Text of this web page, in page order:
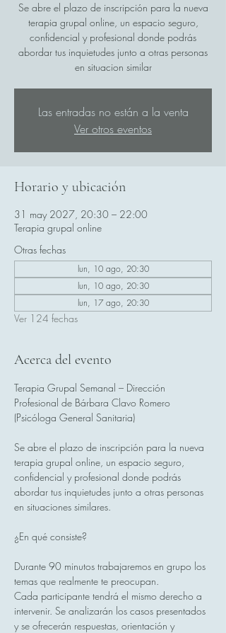
Se abre el plazo de inscripción para la nueva
terapia grupal online, un espacio seguro,
confidencial y profesional donde podrás
abordar tus inquietudes junto a otras personas
en situacion similar
Las entradas no están a la venta
Ver otros eventos
Horario y ubicación
31 may 2027, 20:30 – 22:00
Terapia grupal online
Otras fechas
lun, 10 ago, 20:30
lun, 10 ago, 20:30
lun, 17 ago, 20:30
Ver 124 fechas
Acerca del evento
Terapia Grupal Semanal – Dirección
Profesional de Bárbara Clavo Romero
(Psicóloga General Sanitaria)
Se abre el plazo de inscripción para la nueva
terapia grupal online, un espacio seguro,
confidencial y profesional donde podrás
abordar tus inquietudes junto a otras personas
en situaciones similares.
¿En qué consiste?
Durante 90 minutos trabajaremos en grupo los
temas que realmente te preocupan.
Cada participante tendrá el mismo derecho a
intervenir. Se analizarán los casos presentados
y se ofrecerán respuestas, orientación y